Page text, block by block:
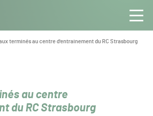
terminés au centre d'entrainement du RC Strasbourg
au centre
du RC Strasbourg